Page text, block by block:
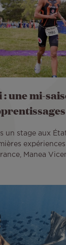
une mi-
un stage aux
Manea